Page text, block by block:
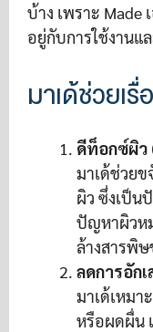
บ้าง เพราะ Made
อยู่กับการใช้งาน
มาเด้ช่วยเรื่
ดีท็อกซ์ผิว
มาเด้ช่วย
ผิว ซึ่งเป็น
ปัญหาผิวห
ล้างสารพิ
ลดการอัก
มาเด้เหม
หรือผดผื่น